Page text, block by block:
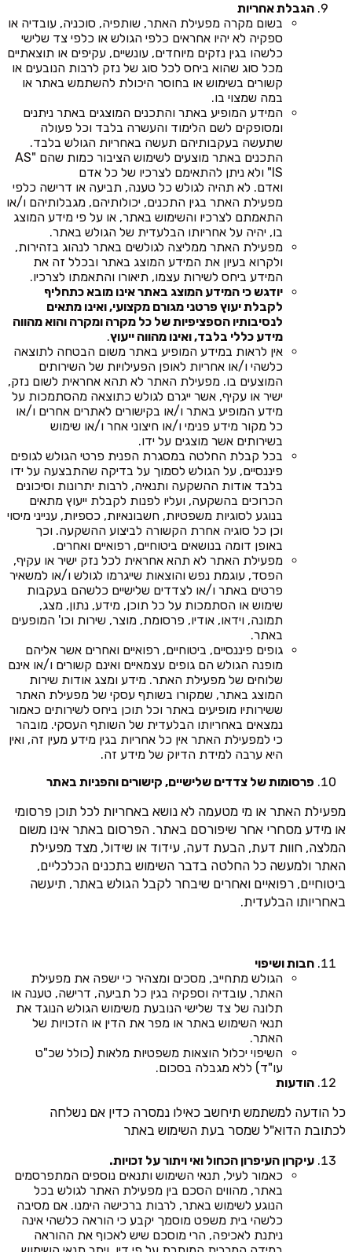
הגבלת אחריות
בשום מקרה מפעילת האתר, שותפיה, סוכניה, עובדיה או
ספקיה לא יהיו אחראים כלפי הגולש או כלפי צד שלישי
כלשהו בגין נזקים מיוחדים, עונשיים, עקיפים או תוצאתיים
מכל סוג שהוא ביחס לכל סוג של נזק לרבות הנובעים או
קשורים בשימוש או בחוסר היכולת להשתמש באתר או
במה שמצוי בו.
המידע המופיע באתר והתכנים המוצגים באתר ניתנים
ומסופקים לשם הלימוד והעשרה בלבד וכל פעולה
שתעשה בעקבותיהם תעשה באחריות הגולש בלבד.
התכנים באתר מוצעים לשימוש הציבור כמות שהם "AS
IS" ולא ניתן להתאימם לצרכיו של כל אדם
ואדם. לא תהיה לגולש כל טענה, תביעה או דרישה כלפי
מפעילת האתר בגין התכנים, יכולותיהם, מגבלותיהם ו/או
התאמתם לצרכיו והשימוש באתר, או על פי מידע המוצג
בו, יהיה על אחריותו הבלעדית של הגולש באתר.
מפעילת האתר ממליצה לגולשים באתר לנהוג בזהירות,
ולקרוא בעיון את המידע המוצג באתר ובכלל זה את
המידע ביחס לשירות עצמו, תיאורו והתאמתו לצרכיו.
יודגש כי המידע המוצג באתר אינו מובא כתחליף
לקבלת יעוץ פרטני מגורם מקצועי, ואינו מתאים
לנסיבותיו הספציפיות של כל מקרה ומקרה והוא מהווה
מידע כללי בלבד, ואינו מהווה ייעוץ.
אין לראות במידע המופיע באתר משום הבטחה לתוצאה
כלשהי ו/או אחריות לאופן הפעילויות של השירותים
המוצעים בו. מפעילת האתר לא תהא אחראית לשום נזק,
ישיר או עקיף, אשר ייגרם לגולש כתוצאה מהסתמכות על
מידע המופיע באתר ו/או בקישורים לאתרים אחרים ו/או
כל מקור מידע פנימי ו/או חיצוני אחר ו/או שימוש
בשירותים אשר מוצגים על ידו.
בכל קבלת החלטה במסגרת הפנית פרטי הגולש לגופים
פיננסיים, על הגולש לסמוך על בדיקה שהתבצעה על ידו
בלבד אודות ההשקעה ותנאיה, לרבות יתרונות וסיכונים
הכרוכים בהשקעה, ועליו לפנות לקבלת ייעוץ מתאים
בנוגע לסוגיות משפטיות, חשבונאיות, כספיות, ענייני מיסוי
וכן כל סוגיה אחרת הקשורה לביצוע ההשקעה. וכך
באופן דומה בנושאים ביטוחיים, רפואיים ואחרים.
מפעילת האתר לא תהא אחראית לכל נזק ישיר או עקיף,
הפסד, עוגמת נפש והוצאות שייגרמו לגולש ו/או למשאיר
פרטים באתר ו/או לצדדים שלישיים כלשהם בעקבות
שימוש או הסתמכות על כל תוכן, מידע, נתון, מצג,
תמונה, וידאו, אודיו, פרסומת, מוצר, שירות וכו' המופעים
באתר.
גופים פיננסיים, ביטוחיים, רפואיים ואחרים אשר אליהם
מופנה הגולש הם גופים עצמאיים ואינם קשורים ו/או אינם
שלוחים של מפעילת האתר. מידע ומצג אודות שירות
המוצג באתר, שמקורו בשותף עסקי של מפעילת האתר
ששירותיו מופיעים באתר וכל תוכן ביחס לשירותים כאמור
נמצאים באחריותו הבלעדית של השותף העסקי. מובהר
כי למפעילת האתר אין כל אחריות בגין מידע מעין זה, ואין
היא ערבה למידת הדיוק של מידע זה.
פרסומות של צדדים שלישיים, קישורים והפניות באתר
מפעילת האתר או מי מטעמה לא נושא באחריות לכל תוכן פרסומי
או מידע מסחרי אחר שיפורסם באתר. הפרסום באתר אינו משום
המלצה, חוות דעת, הבעת דעה, עידוד או שידול, מצד מפעילת
האתר ולמעשה כל החלטה בדבר השימוש בתכנים הכלכליים,
ביטוחיים, רפואיים ואחרים שיבחר לקבל הגולש באתר, תיעשה
באחריותו הבלעדית.
חבות ושיפוי
הגולש מתחייב, מסכים ומצהיר כי ישפה את מפעילת
האתר, עובדיה וספקיה בגין כל תביעה, דרישה, טענה או
תלונה של צד שלישי הנובעת משימוש הגולש הנוגד את
תנאי השימוש באתר או מפר את הדין או הזכויות של
האתר.
השיפוי יכלול הוצאות משפטיות מלאות (כולל שכ"ט
עו"ד) ללא מגבלה בסכום.
הודעות
כל הודעה למשתמש תיחשב כאילו נמסרה כדין אם נשלחה
לכתובת הדוא"ל שמסר בעת השימוש באתר
עיקרון העיפרון הכחול ואי ויתור על זכויות.
כאמור לעיל, תנאי השימוש ותנאים נוספים המתפרסמים
באתר, מהווים הסכם בין מפעילת האתר לגולש בכל
הנוגע לשימוש באתר, לרבות ברכישה הימנו. אם מסיבה
כלשהי בית משפט מוסמך יקבע כי הוראה כלשהי אינה
ניתנת לאכיפה, הרי מוסכם שיש לאכוף את ההוראה